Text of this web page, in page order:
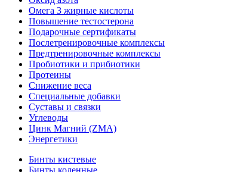
Омега 3 жирные кислоты
Повышение тестостерона
Подарочные сертификаты
Послетренировочные комплексы
Предтренировочные комплексы
Пробиотики и прибиотики
Протеины
Снижение веса
Специальные добавки
Суставы и связки
Углеводы
Цинк Магний (ZMA)
Энергетики
Бинты кистевые
Бинты коленные